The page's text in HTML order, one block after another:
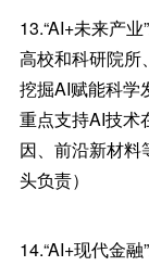
13.“AI+未来产
高校和科研院所
挖掘AI赋能科学
重点支持AI技术
因、前沿新材
头负责）
14.“AI+现代金